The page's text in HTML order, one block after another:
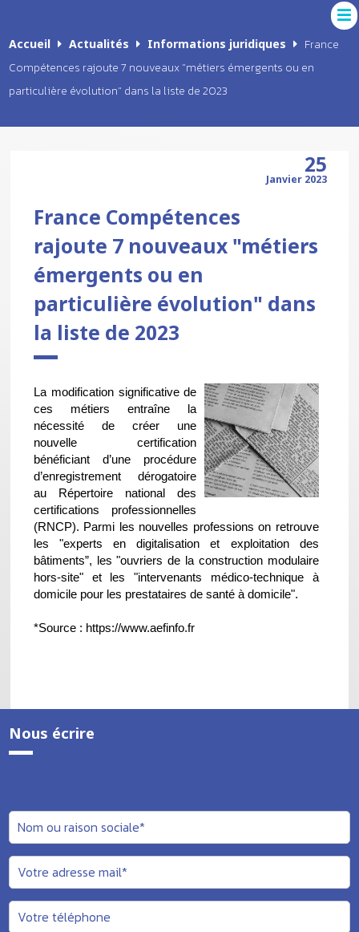
Accueil Actualités Informations juridiques
France
Compétences rajoute 7 nouveaux "métiers émergents ou en
particulière évolution" dans la liste de 2023
25
Janvier 2023
France Compétences
rajoute 7 nouveaux "métiers
émergents ou en
particulière évolution" dans
la liste de 2023
La modification significative de
ces métiers entraîne la
nécessité de créer une
nouvelle certification
bénéficiant d’une procédure
d’enregistrement dérogatoire
au Répertoire national des
certifications professionnelles
(RNCP). Parmi les nouvelles professions on retrouve
les "experts en digitalisation et exploitation des
bâtiments”, les "ouvriers de la construction modulaire
hors-site" et les "intervenants médico-technique à
domicile pour les prestataires de santé à domicile".
*Source : https://www.aefinfo.fr
Nous écrire